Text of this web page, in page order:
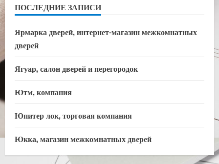
ПОСЛЕДНИЕ ЗАПИСИ
Ярмарка дверей, интернет-магазин межкомнатных
дверей
Ягуар, салон дверей и перегородок
Ютм, компания
Юпитер лок, торговая компания
Юкка, магазин межкомнатных дверей